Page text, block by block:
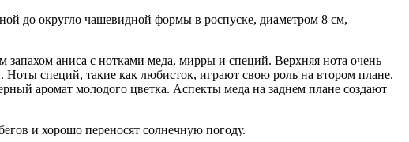
до округло чашевидной формы в роспуске, диаметром 8 см,
аниса с нотками меда, мирры и специй. Верхняя нота очень
специй, такие как любисток, играют свою роль на втором плане.
аромат молодого цветка. Аспекты меда на заднем плане создают
и хорошо переносят солнечную погоду.